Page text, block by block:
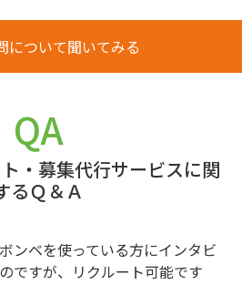
について聞いてみる
QA
・募集代行サービスに関
るＱ＆Ａ
ンベを使っている方にインタビ
ですが、リクルート可能です